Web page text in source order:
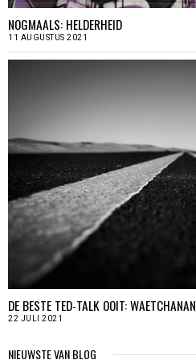
NOGMAALS: HELDERHEID
11 AUGUSTUS 2021
DE BESTE TED-TALK OOIT: WAETCHANAN
22 JULI 2021
NIEUWSTE VAN BLOG